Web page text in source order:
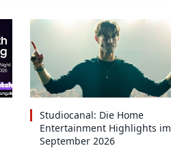
Studiocanal: Die Home
Entertainment Highlights im
September 2026